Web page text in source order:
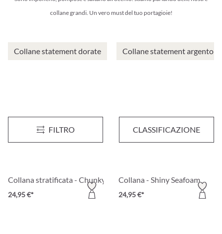
collane grandi. Un vero must del tuo portagioie!
Collane statement dorate Collane statement argento
FILTRO CLASSIFICAZIONE
Collana - Pastel Treasure Collana - Snake Style
24,95 €*
Collana stratificata - Chunky Pearls
24,95 €*
Collana - Shiny Seafoam
24,95 €*